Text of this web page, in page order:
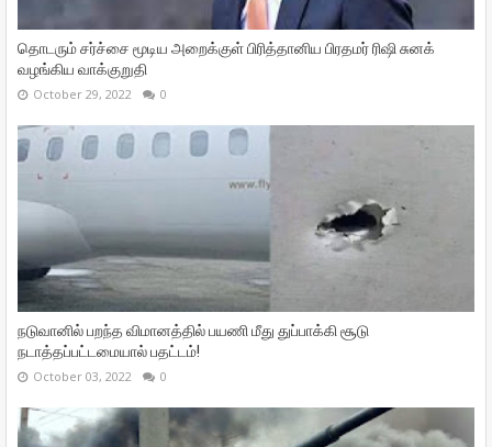
தொடரும் சர்ச்சை மூடிய அறைக்குள் பிரித்தானிய பிரதமர் ரிஷி சுனக்
வழங்கிய வாக்குறுதி
October 29, 2022 0
நடுவானில் பறந்த விமானத்தில் பயணி மீது துப்பாக்கி சூடு
நடாத்தப்பட்டமையால் பதட்டம்!
October 03, 2022 0